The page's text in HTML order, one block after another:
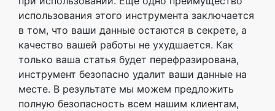
использования этого инструмента заключается
в том, что ваши данные остаются в секрете, а
качество вашей работы не ухудшается. Как
только ваша статья будет перефразирована,
инструмент безопасно удалит ваши данные на
месте. В результате мы можем предложить
полную безопасность всем нашим клиентам,